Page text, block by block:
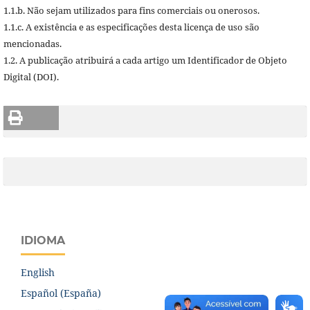
1.1.b. Não sejam utilizados para fins comerciais ou onerosos.
1.1.c. A existência e as especificações desta licença de uso são
mencionadas.
1.2. A publicação atribuirá a cada artigo um Identificador de Objeto
Digital (DOI).
IDIOMA
English
Español (España)